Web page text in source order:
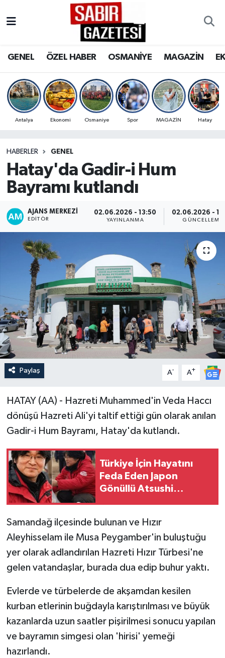
GENEL ÖZEL HABER OSMANİYE MAGAZİN
Antalya Ekonomi Osmaniye Spor MAGAZİN Hatay
HABERLER GENEL
Hatay'da Gadir-i Hum
Bayramı kutlandı
AJANS MERKEZI
EDITÖR
02.06.2026 - 13:50
YAYINLANMA
02.06.2026 -
GÜNCELLEME
Paylaş A- A+
HATAY (AA) - Hazreti Muhammed'in Veda Haccı
dönüşü Hazreti Ali'yi taltif ettiği gün olarak anılan
Gadir-i Hum Bayramı, Hatay'da kutlandı.
Türkiye İçin Hayatını
Feda Eden Japon
Gönüllü Atsushi
Samandağ ilçesinde bulunan ve Hızır
Aleyhisselam ile Musa Peygamber'in buluştuğu
yer olarak adlandırılan Hazreti Hızır Türbesi'ne
gelen vatandaşlar, burada dua edip buhur yaktı.
Evlerde ve türbelerde de akşamdan kesilen
kurban etlerinin buğdayla karıştırılması ve büyük
kazanlarda uzun saatler pişirilmesi sonucu yapılan
ve bayramın simgesi olan 'hirisi' yemeği
hazırlandı.
OSMANİYE
MAGAZİN
SPOR
RESMİ İLANLAR
Osmaniye Nöbetçi Eczaneler
Osmaniye Trafik Yoğunluk Haritası
Süper Lig Puan Durumu ve Fikstür
Son Dakika Haberleri
Haber Arşivi